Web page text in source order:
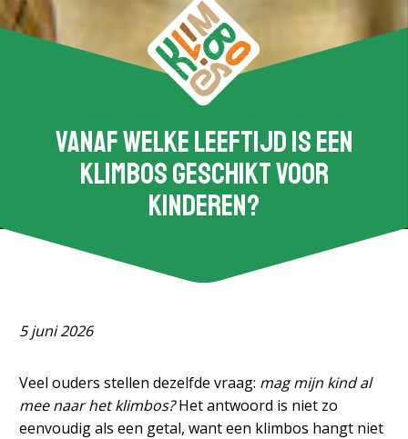
Vanaf welke leeftijd is een
klimbos geschikt voor
kinderen?
5 juni 2026
Veel ouders stellen dezelfde vraag: mag mijn kind al
mee naar het klimbos?Het antwoord is niet zo
eenvoudig als een getal, want een klimbos hangt niet